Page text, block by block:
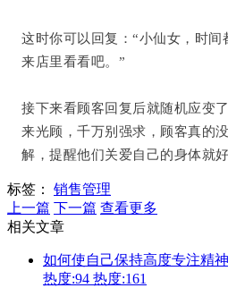
这时你可以回复：“小仙女，时
来店里看看吧。”
接下来看顾客回复后就随机应变
来光顾，千万别强求，顾客真的
解，提醒他们关爱自己的身体就好
标签： 销售管理
上一篇 下一篇 查看更多
相关文章
如何使自己保持高度专注精
热度:94 热度:161